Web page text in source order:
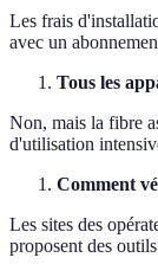
Les frais
avec un
Tous les
Non, mais la fibre
d'utilisation
Comment
Les sites des
proposent des